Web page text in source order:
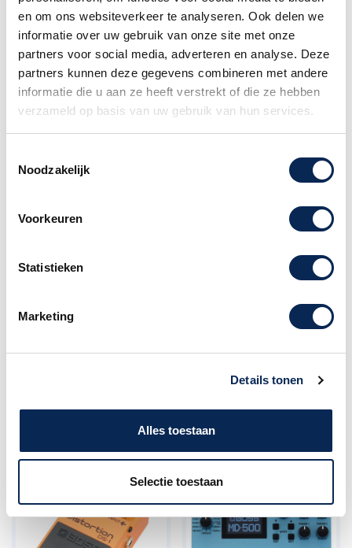
en om ons websiteverkeer te analyseren. Ook delen we
informatie over uw gebruik van onze site met onze
partners voor social media, adverteren en analyse. Deze
partners kunnen deze gegevens combineren met andere
informatie die u aan ze heeft verstrekt of die ze hebben
verzameld op basis van uw gebruik van hun services.
Noodzakelijk
Voorkeuren
Statistieken
Marketing
Details tonen
Alles toestaan
Selectie toestaan
voetschakelaar
effect processor
€ 879,00 Prijs
€ 129,00